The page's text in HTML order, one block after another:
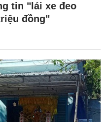
tin "lái xe đeo
đồng"